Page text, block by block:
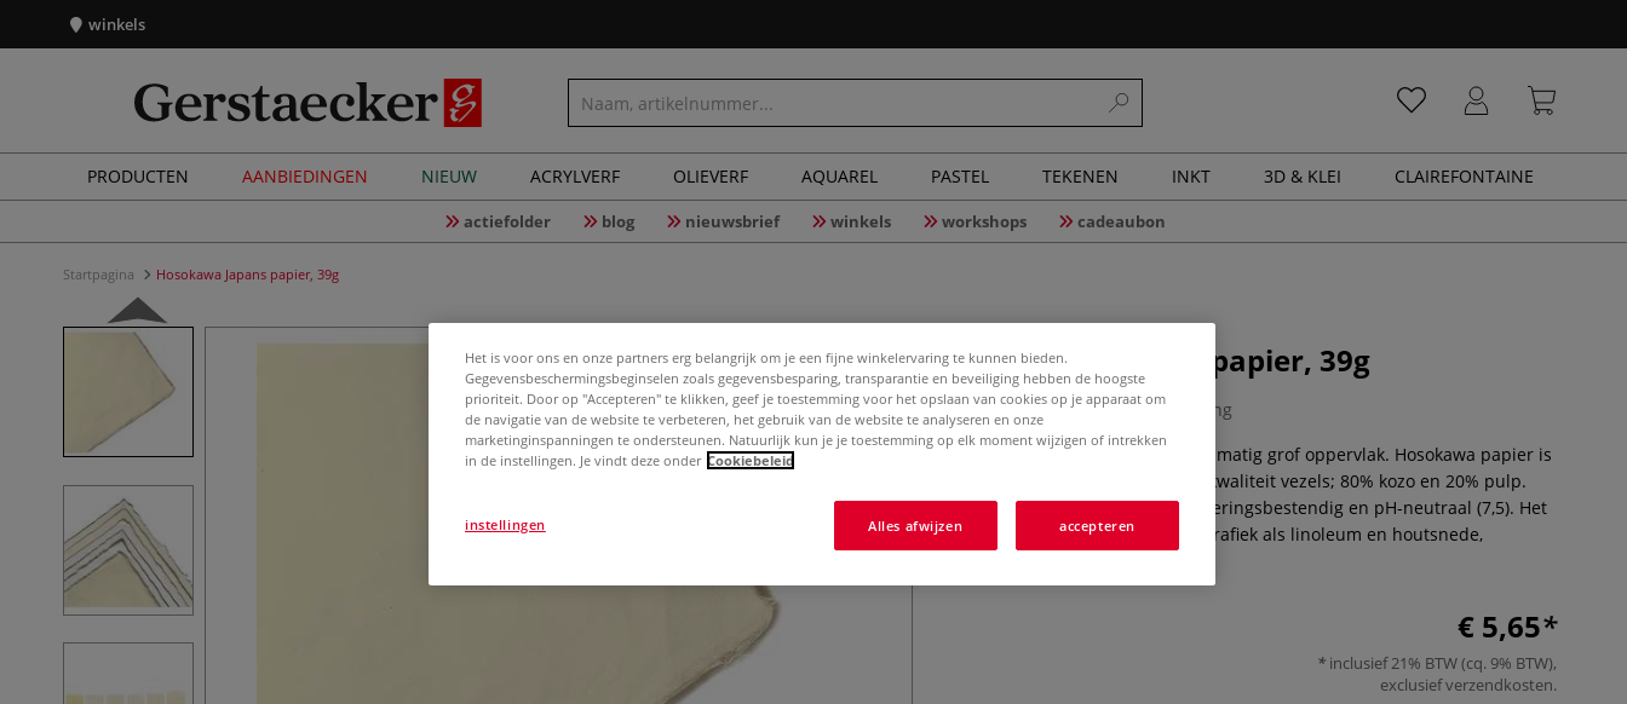
winkels
PRODUCTEN AANBIEDINGEN NIEUW ACRYLVERF OLIEVERF AQUAREL PASTEL TEKENEN INKT 3D & KLEI CLAIREFONTAINE
actiefolder blog nieuwsbrief winkels workshops cadeaubon
Startpagina Hosokawa Japans papier, 39g
Hosokawa Japans papier, 39g
0 Beoordeling
Crèmewit Japans papier met een matig grof oppervlak. Hosokawa papier is
gemaakt van een hoogwaardige kwaliteit vezels; 80% kozo en 20% pulp.
Het is volumineus, stevig, verouderingsbestendig en pH-neutraal (7,5). Het
is uitstekend geschikt voor drukgrafiek als linoleum en houtsnede,
€ 5,65
inclusief 21% BTW (cq. 9% BTW),
exclusiefverzendkosten.
Het is voor ons en onze partners erg belangrijk om je een fijne winkelervaring te kunnen bieden.
Gegevensbeschermingsbeginselen zoals gegevensbesparing, transparantie en beveiliging hebben de hoogste
prioriteit. Door op "Accepteren" te klikken, geef je toestemming voor het opslaan van cookies op je apparaat om
de navigatie van de website te verbeteren, het gebruik van de website te analyseren en onze
marketinginspanningen te ondersteunen. Natuurlijk kun je je toestemming op elk moment wijzigen of intrekken
in de instellingen. Je vindt deze onder Cookiebeleid
Alles afwijzen accepteren
instellingen